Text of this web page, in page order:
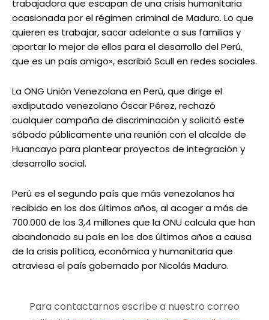
trabajadora que escapan de una crisis humanitaria
ocasionada por el régimen criminal de Maduro. Lo que
quieren es trabajar, sacar adelante a sus familias y
aportar lo mejor de ellos para el desarrollo del Perú,
que es un país amigo», escribió Scull en redes sociales.
La ONG Unión Venezolana en Perú, que dirige el
exdiputado venezolano Óscar Pérez, rechazó
cualquier campaña de discriminación y solicitó este
sábado públicamente una reunión con el alcalde de
Huancayo para plantear proyectos de integración y
desarrollo social.
Perú es el segundo país que más venezolanos ha
recibido en los dos últimos años, al acoger a más de
700.000 de los 3,4 millones que la ONU calcula que han
abandonado su país en los dos últimos años a causa
de la crisis política, económica y humanitaria que
atraviesa el país gobernado por Nicolás Maduro.
Para contactarnos escribe a nuestro correo